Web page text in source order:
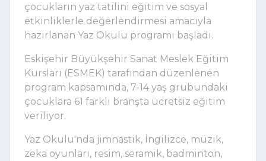
çocukların yaz tatilini eğitim ve sosyal
etkinliklerle değerlendirmesi amacıyla
hazırlanan Yaz Okulu programı başladı.
Eskişehir Büyükşehir Sanat Meslek Eğitim
Kursları (ESMEK) tarafından düzenlenen
program kapsamında, 7-14 yaş grubundaki
çocuklara 61 farklı branşta ücretsiz eğitim
veriliyor.
Yaz Okulu'nda jimnastik, İngilizce, müzik,
zeka oyunları, resim, seramik, badminton,